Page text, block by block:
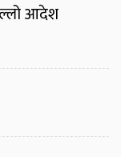
आदेश